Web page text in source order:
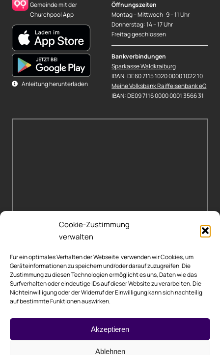
Cookie-Zustimmung
verwalten
Für ein optimales Verhalten der Webseite verwenden wir Cookies, um
Geräteinformationen zu speichern und/oder darauf zuzugreifen. Die
Zustimmung zu diesen Technologien ermöglicht es uns, Daten wie das
Surfverhalten oder eindeutige IDs auf dieser Website zu verarbeiten. Die
Nichteinwilligung oder der Widerruf der Einwilligung kann sich nachteilig
auf bestimmte Funktionen auswirken.
Akzeptieren
Ablehnen
Gemeinde mit der
Churchpool App
Anleitung herunterladen
Öffnungszeiten
Montag – Mittwoch: 9 – 11 Uhr
Donnerstag: 14 – 17 Uhr
Freitag geschlossen
Bankverbindungen
Sparkasse Waldkraiburg
IBAN: DE60 7115 1020 0000 1022 10
Meine Volksbank Raiffeisenbank eG
IBAN: DE09 7116 0000 0001 3566 31
Rechtliche Hinweise
Impressum